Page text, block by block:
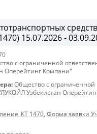
средств
15.07.2026 -
с ограниченной
Оперейтинг Компани"
Общество с ограниченной
Узбекистан
1470, Форма заявки